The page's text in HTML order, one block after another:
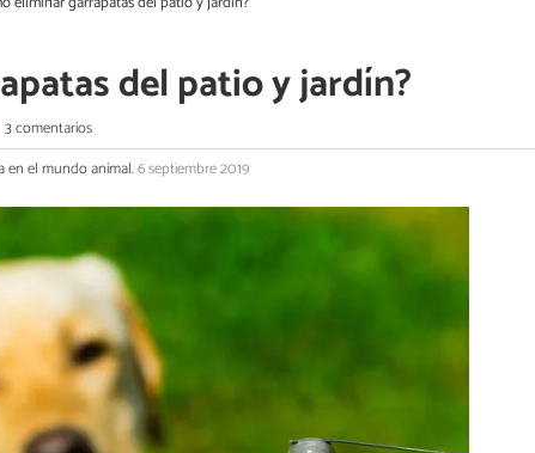
del patio y jardín?
3 comentarios
en el mundo animal.6 septiembre 2019